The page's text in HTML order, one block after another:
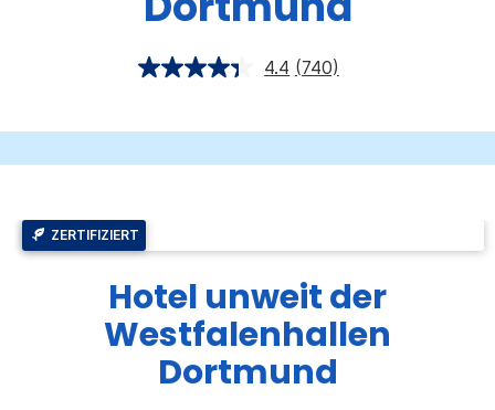
4.4 (740)
ZERTIFIZIERT
Hotel unweit der
Westfalenhallen
Dortmund